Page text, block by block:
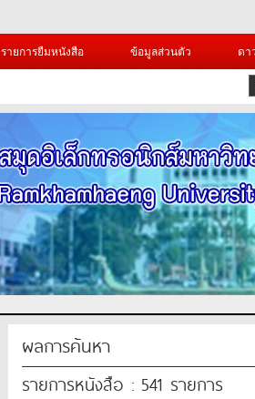
รายการยืมหนังสือ ข้อมูลส่วนตัว ดา
ผลการค้นหา
รายการหนังสือ : 541 รายการ